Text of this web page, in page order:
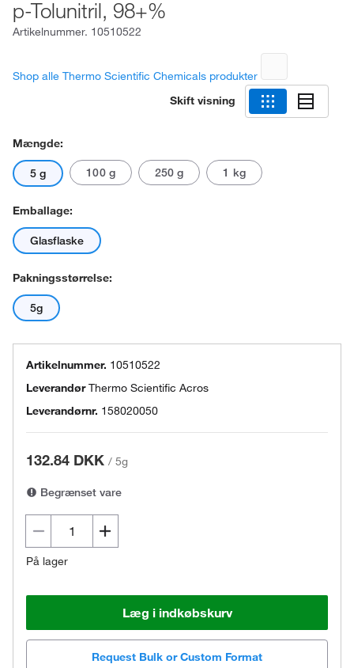
p-Tolunitril, 98+%
Artikelnummer. 10510522
Shop alle Thermo Scientific Chemicals produkter
Skift visning
Mængde:
5 g 100 g 250 g 1 kg
Emballage:
Glasflaske
Pakningsstørrelse:
5g
Artikelnummer. 10510522
LeverandørThermo Scientific Acros
Leverandørnr. 158020050
132.84 DKK / 5g
Begrænset vare
På lager
Læg i indkøbskurv
Request Bulk or Custom Format